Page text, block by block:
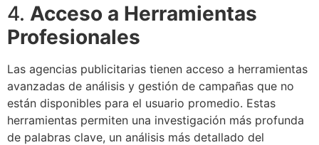
4. Acceso a Herramientas
Profesionales
Las agencias publicitarias tienen acceso a herramientas
avanzadas de análisis y gestión de campañas que no
están disponibles para el usuario promedio. Estas
herramientas permiten una investigación más profunda
de palabras clave, un análisis más detallado del